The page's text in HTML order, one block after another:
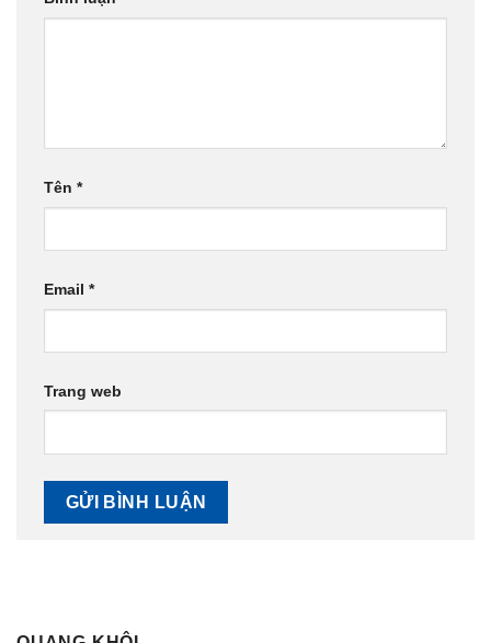
Tên *
Email *
Trang web